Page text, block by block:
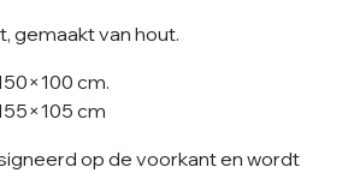
gemaakt van hout.
cm.
cm
op de voorkant en wordt